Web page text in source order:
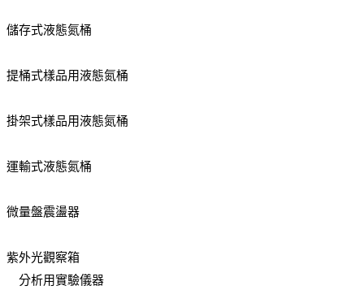
儲存式液態氮桶
提桶式樣品用液態氮桶
掛架式樣品用液態氮桶
運輸式液態氮桶
微量盤震盪器
紫外光觀察箱
分析用實驗儀器